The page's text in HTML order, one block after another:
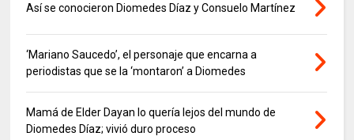
Así se conocieron Diomedes Díaz y Consuelo Martínez
‘Mariano Saucedo’, el personaje que encarna a
periodistas que se la ‘montaron’ a Diomedes
Mamá de Elder Dayan lo quería lejos del mundo de
Diomedes Díaz; vivió duro proceso